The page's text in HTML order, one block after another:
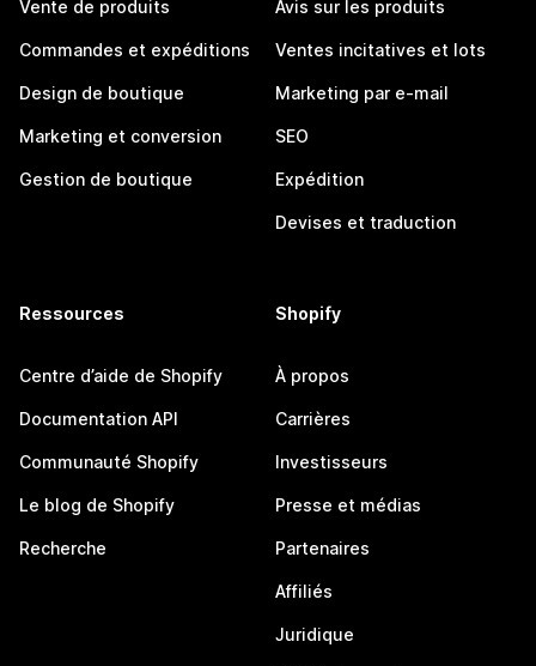
Vente de produits
Commandes et expéditions
Design de boutique
Marketing et conversion
Gestion de boutique
Avis sur les produits
Ventes incitatives et lots
Marketing par e-mail
SEO
Expédition
Devises et traduction
Ressources
Centre d’aide de Shopify
Documentation API
Communauté Shopify
Le blog de Shopify
Recherche
Shopify
À propos
Carrières
Investisseurs
Presse et médias
Partenaires
Affiliés
Juridique